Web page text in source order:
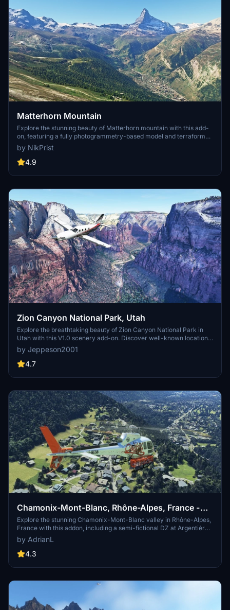
Matterhorn Mountain
Explore the stunning beauty of Matterhorn mountain with this add-
on, featuring a fully photogrammetry-based model and terraformed
edges for a more realistic experience. Version 2.0 includes new
additions such as improved LOD levels, color-corrected textures,
cable car pylons, and populated forests. Install by dragging the
scenery around this iconic peak.
by NikPrist
4.9
Zion Canyon National Park, Utah
Explore the breathtaking beauty of Zion Canyon National Park in
Utah with this V1.0 scenery add-on. Discover well-known locations
like the Zion Canyon Overlook, Angels Landing, and more.
Experience corrected terrain heights and improved color blending
for a more immersive flight simulation. Simply extract the file to
stunning national park.
by Jeppeson2001
4.7
Chamonix-Mont-Blanc, Rhône-Alpes, France -
Valley
Explore the stunning Chamonix-Mont-Blanc valley in Rhône-Alpes,
France with this addon, including a semi-fictional DZ at Argentière.
Enhance your experience by combining it with the Mountains
addon. Download, extract into community folder, and enjoy
photogrammetry and object data. This addon requires a minimum
by AdrianL
4.3